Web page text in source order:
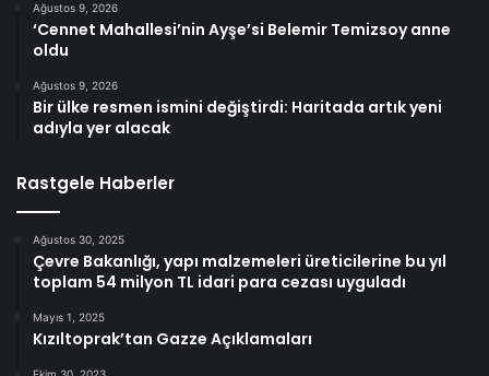
Ağustos 9, 2026
‘Cennet Mahallesi’nin Ayşe’si Belemir Temizsoy anne
oldu
Ağustos 9, 2026
Bir ülke resmen ismini değiştirdi: Haritada artık yeni
adıyla yer alacak
Rastgele Haberler
Ağustos 30, 2025
Çevre Bakanlığı, yapı malzemeleri üreticilerine bu yıl
toplam 54 milyon TL idari para cezası uyguladı
Mayıs 1, 2025
Kızıltoprak’tan Gazze Açıklamaları